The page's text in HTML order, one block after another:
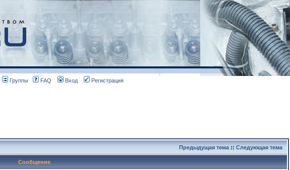
Группы FAQ Вход Регистрация
Предыдущая тема :: Следующая тема
Сообщение